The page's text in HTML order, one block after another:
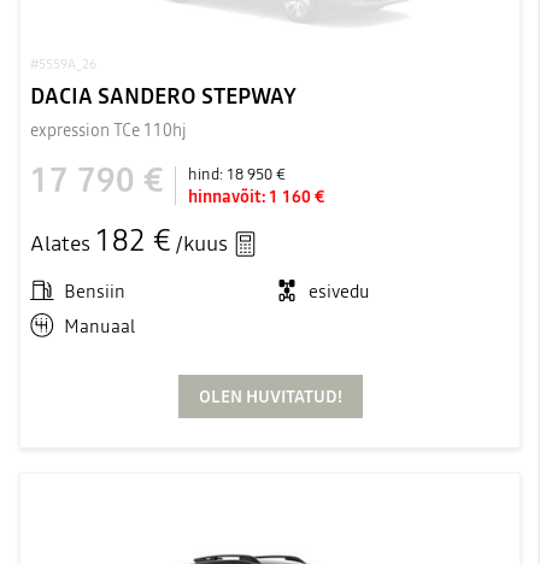
#5559A_26
DACIA SANDERO STEPWAY
expression TCe 110hj
17 790 € hind: 18 950 €
hinnavõit: 1 160 €
Alates 182 € /kuus
Bensiin
esivedu
Manuaal
OLEN HUVITATUD!